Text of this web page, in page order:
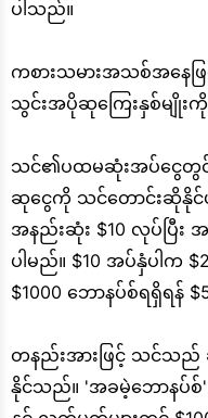
ပါသည်။
ကစားသမားအသစ်အနေဖ
သွင်းအပိုဆုကြေးနှစ်မျိုးကို
သင်၏ပထမဆုံးအပ်ငွေတွင်
ဆုငွေကို သင်တောင်းဆိုနို
အနည်းဆုံး $10 လုပ်ပြီး
ပါမည်။ $10 အပ်နှံပါက
$1000 ဘောနပ်စ်ရရှိရန်
တနည်းအားဖြင့် သင်သည်
နိုင်သည်။ 'အခမဲ့ဘောနပ်စ်'